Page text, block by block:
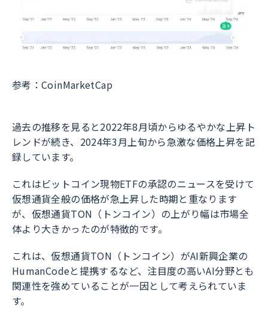
参考：CoinMarketCap
過去の推移を見ると2022年8月頃からゆるやかな上昇ト
レンドが続き、2024年3月上旬から急激な価格上昇を記
録しています。
これはビットコイン現物ETFの承認のニュースを受けて
仮想通貨全般の価格が急上昇した時期と重なります
が、仮想通貨TON（トンコイン）の上がり幅は市場全
体より大きかったのが特徴的です。
これは、仮想通貨TON（トンコイン）がAI新興企業の
HumanCodeと提携するなど、注目度の高いAI分野とも
関連性を強めていることが一因として考えられていま
す。